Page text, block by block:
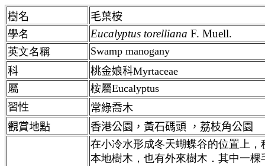
樹名
毛葉桉
學名
Eucalyptus torelliana F. Muell.
英文名稱
Swamp manogany
科
桃金娘科Myrtaceae
屬
桉屬Eucalyptus
習性
常綠喬木
觀賞地點
香港公園，黃石碼頭 ，荔枝角公園
在小冷水形成冬天蝴蝶谷的位置上，
本地樹木，也有外來樹木．其中一棵